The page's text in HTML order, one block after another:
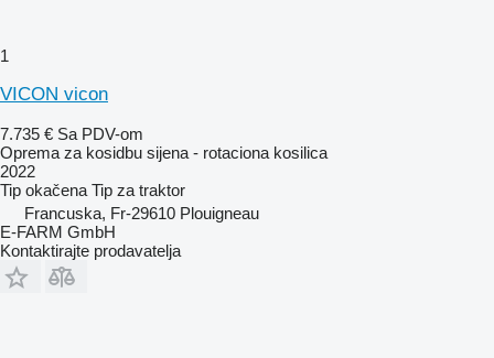
1
VICON vicon
7.735 € Sa PDV-om
Oprema za kosidbu sijena - rotaciona kosilica
2022
Tip okačena Tip za traktor
Francuska, Fr-29610 Plouigneau
E-FARM GmbH
Kontaktirajte prodavatelja